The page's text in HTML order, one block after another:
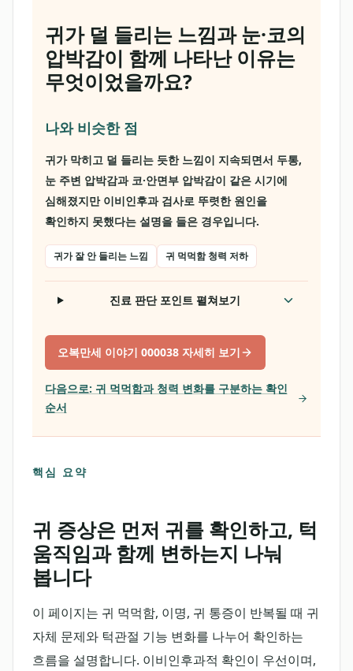
귀가 덜 들리는 느낌과 눈·코의
압박감이 함께 나타난 이유는
무엇이었을까요?
나와 비슷한 점
귀가 막히고 덜 들리는 듯한 느낌이 지속되면서 두통,
눈 주변 압박감과 코·안면부 압박감이 같은 시기에
심해졌지만 이비인후과 검사로 뚜렷한 원인을
확인하지 못했다는 설명을 들은 경우입니다.
귀가 잘 안 들리는 느낌 귀 먹먹함 청력 저하
진료 판단 포인트 펼쳐보기
오복만세 이야기 000038 자세히 보기
다음으로: 귀 먹먹함과 청력 변화를 구분하는 확인
순서
핵심 요약
귀 증상은 먼저 귀를 확인하고, 턱
움직임과 함께 변하는지 나눠
봅니다
이 페이지는 귀 먹먹함, 이명, 귀 통증이 반복될 때 귀
자체 문제와 턱관절 기능 변화를 나누어 확인하는
흐름을 설명합니다. 이비인후과적 확인이 우선이며,